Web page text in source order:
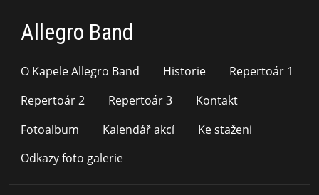
Allegro Band
O Kapele Allegro Band Historie
Repertoár 1
Repertoár 2
Repertoár 3
Kontakt
Fotoalbum
Kalendář akcí
Ke staženi
Odkazy foto galerie